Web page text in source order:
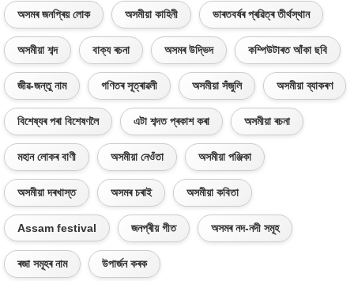
অসমৰ জনপ্ৰিয় লোক অসমীয়া কাহিনী ভাৰতবৰ্ষৰ প্ৰৱিত্ৰ তীৰ্থস্থান
অসমীয়া শব্দ বাক্য ৰচনা অসমৰ উদ্ভিদ কম্পিউটাৰত আঁকা ছবি
জীৱ-জন্তু নাম গণিতৰ সূত্ৰাৱলী অসমীয়া সঁজুলি অসমীয়া ব্যাকৰণ
বিশেষ্যৰ পৰা বিশেষণলৈ এটা শব্দত প্ৰকাশ কৰা অসমীয়া ৰচনা
মহান লোকৰ বাণী অসমীয়া নেওঁতা অসমীয়া পঞ্জিকা
অসমীয়া দৰখাস্ত অসমৰ চৰাই অসমীয়া কবিতা
Assam festival জনপ্ৰীয় গীত অসমৰ নদ-নদী সমূহ
ৰজা সমূহৰ নাম উপাৰ্জন কৰক